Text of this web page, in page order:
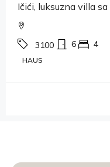
Ičići, luksuzna villa
3100 6 4
HAUS